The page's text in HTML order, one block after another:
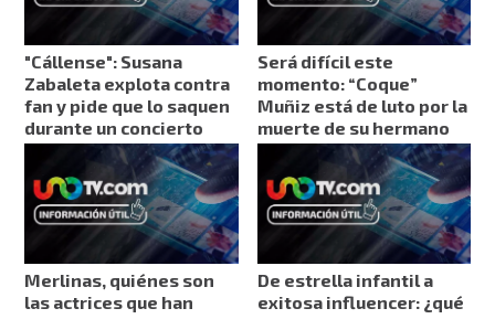
"Cállense": Susana
Zabaleta explota contra
fan y pide que lo saquen
durante un concierto
Será difícil este
momento: “Coque”
Muñiz está de luto por la
muerte de su hermano
Merlinas, quiénes son
las actrices que han
De estrella infantil a
exitosa influencer: ¿qué